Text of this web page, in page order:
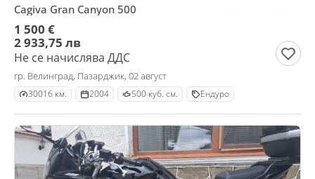
Cagiva Gran Canyon 500
1 500 €
2 933,75 лв
Не се начислява ДДС
гр. Велинград, Пазарджик, 02 август
30016 км. 2004 500 куб. см. Ендуро